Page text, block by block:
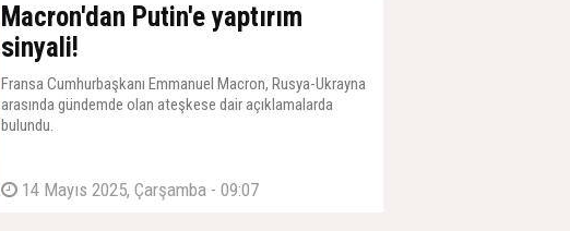
Macron'dan Putin'e yaptırım
sinyali!
Fransa Cumhurbaşkanı Emmanuel Macron, Rusya-Ukrayna
arasında gündemde olan ateşkese dair açıklamalarda
bulundu.
14 Mayıs 2025, Çarşamba - 09:07